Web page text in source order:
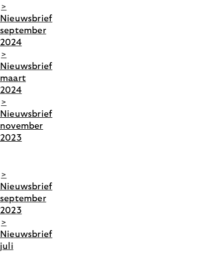
>
Nieuwsbrief
september
2024
>
Nieuwsbrief
maart
2024
>
Nieuwsbrief
november
2023
>
Nieuwsbrief
september
2023
>
Nieuwsbrief
juli